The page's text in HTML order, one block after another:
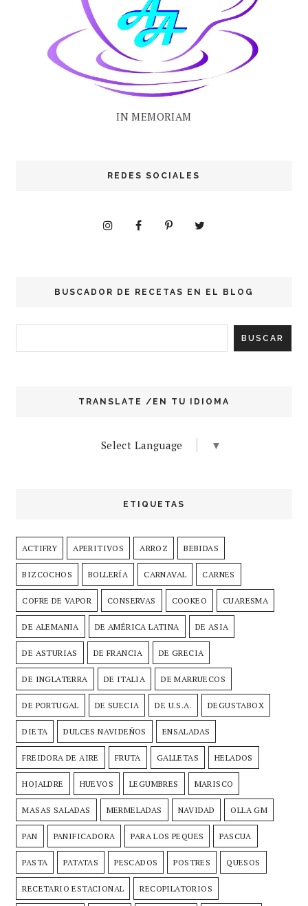
IN MEMORIAM
REDES SOCIALES
BUSCADOR DE RECETAS EN EL BLOG
TRANSLATE /EN TU IDIOMA
Select Language ▼
ETIQUETAS
ACTIFRY APERITIVOS ARROZ BEBIDAS
BIZCOCHOS BOLLERÍA CARNAVAL CARNES
COFRE DE VAPOR CONSERVAS COOKEO CUARESMA
DE ALEMANIA DE AMÉRICA LATINA DE ASIA
DE ASTURIAS DE FRANCIA DE GRECIA
DE INGLATERRA DE ITALIA DE MARRUECOS
DE PORTUGAL DE SUECIA DE U.S.A. DEGUSTABOX
DIETA DULCES NAVIDEÑOS ENSALADAS
FREIDORA DE AIRE FRUTA GALLETAS HELADOS
HOJALDRE HUEVOS LEGUMBRES MARISCO
MASAS SALADAS MERMELADAS NAVIDAD OLLA GM
PAN PANIFICADORA PARA LOS PEQUES PASCUA
PASTA PATATAS PESCADOS POSTRES QUESOS
RECETARIO ESTACIONAL RECOPILATORIOS